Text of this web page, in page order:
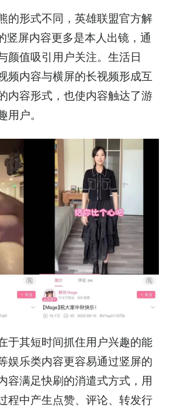
的形式不同，英雄联盟官方解
竖屏内容更多是本人出镜，通
颜值吸引用户关注。生活日
频内容与横屏的长视频形成互
内容形式，也使内容触达了游
用户。
于其短时间抓住用户兴趣的能
娱乐类内容更容易通过竖屏的
容满足快刷的消遣式方式，用
程中产生点赞、评论、转发行